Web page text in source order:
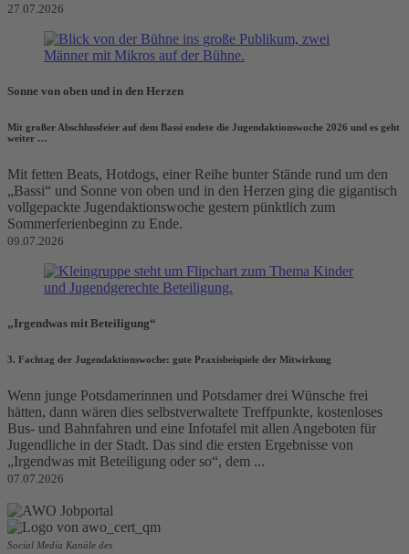
27.07.2026
Sonne von oben und in den Herzen
Mit großer Abschlussfeier auf dem Bassi endete die Jugendaktionswoche 2026 und es geht
weiter …
Mit fetten Beats, Hotdogs, einer Reihe bunter Stände rund um den
„Bassi“ und Sonne von oben und in den Herzen ging die gigantisch
vollgepackte Jugendaktionswoche gestern pünktlich zum
Sommerferienbeginn zu Ende.
09.07.2026
„Irgendwas mit Beteiligung“
3. Fachtag der Jugendaktionswoche: gute Praxisbeispiele der Mitwirkung
Wenn junge Potsdamerinnen und Potsdamer drei Wünsche frei
hätten, dann wären dies selbstverwaltete Treffpunkte, kostenloses
Bus- und Bahnfahren und eine Infotafel mit allen Angeboten für
Jugendliche in der Stadt. Das sind die ersten Ergebnisse von
„Irgendwas mit Beteiligung oder so“, dem ...
07.07.2026
Social Media Kanäle des